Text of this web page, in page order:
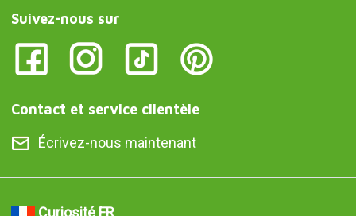
Suivez-nous sur
Contact et service clientèle
Écrivez-nous maintenant
Curiosité FR